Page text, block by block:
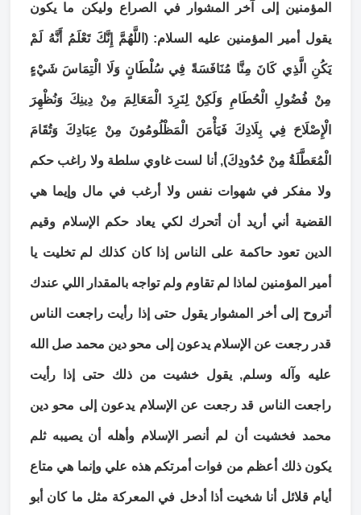
المؤمنين إلى آخر المشوار في الصراع وليكن ما يكون
يقول أمير المؤمنين عليه السلام: (اللَّهُمَّ إِنَّكَ تَعْلَمُ أَنَّهُ لَمْ
يَكُنِ الَّذِي كَانَ مِنَّا مُنَافَسَةً فِي سُلْطَانٍ وَلَا الْتِمَاسَ شَيْ‏ءٍ
مِنْ فُضُولِ الْحُطَامِ وَلَكِنْ لِنَرِدَ الْمَعَالِمَ مِنْ دِينِكَ وَنُظْهِرَ
الْإِصْلَاحَ فِي بِلَادِكَ فَيَأْمَنَ الْمَظْلُومُونَ مِنْ عِبَادِكَ وَتُقَامَ
الْمُعَطَّلَةُ مِنْ حُدُودِكَ), أنا لست غاوي سلطة ولا راغب حكم
ولا مفكر في شهوات نفس ولا أرغب في مال وإيما هي
القضية أني أريد أن أتحرك لكي يعاد حكم الإسلام وقيم
الدين تعود حاكمة على الناس إذا كان كذلك لم تخليت يا
أمير المؤمنين لماذا لم تقاوم ولم تواجه بالمقدار اللي عندك
أتروح إلى أخر المشوار يقول حتى إذا رأيت راجعت الناس
قدر رجعت عن الإسلام يدعون إلى محو دين محمد صل الله
عليه وآله وسلم, يقول خشيت من ذلك حتى إذا رأيت
راجعت الناس قد رجعت عن الإسلام يدعون إلى محو دين
محمد فخشيت أن لم أنصر الإسلام وأهله أن يصيبه ثلم
يكون ذلك أعظم من فوات أمرتكم هذه علي وإنما هي متاع
أيام قلائل أنا شخيت أذا أدخل في المعركة مثل ما كان أبو